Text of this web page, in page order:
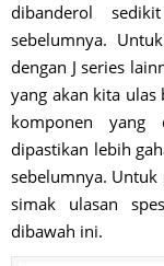
dibanderol
sebelumnya.
dengan J series
yang akan kita ulas
komponen yang
dipastikan lebih
sebelumnya. Untuk
simak ulasan
dibawah ini.